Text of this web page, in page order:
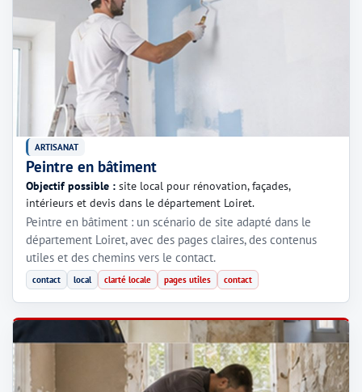
ARTISANAT
Peintre en bâtiment
Objectif possible : site local pour rénovation, façades,
intérieurs et devis dans le département Loiret.
Peintre en bâtiment : un scénario de site adapté dans le
département Loiret, avec des pages claires, des contenus
utiles et des chemins vers le contact.
contact local clarté locale pages utiles contact